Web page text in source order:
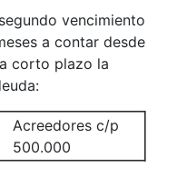
vencimiento
a contar desde
corto plazo la
Acreedores c/p
500.000